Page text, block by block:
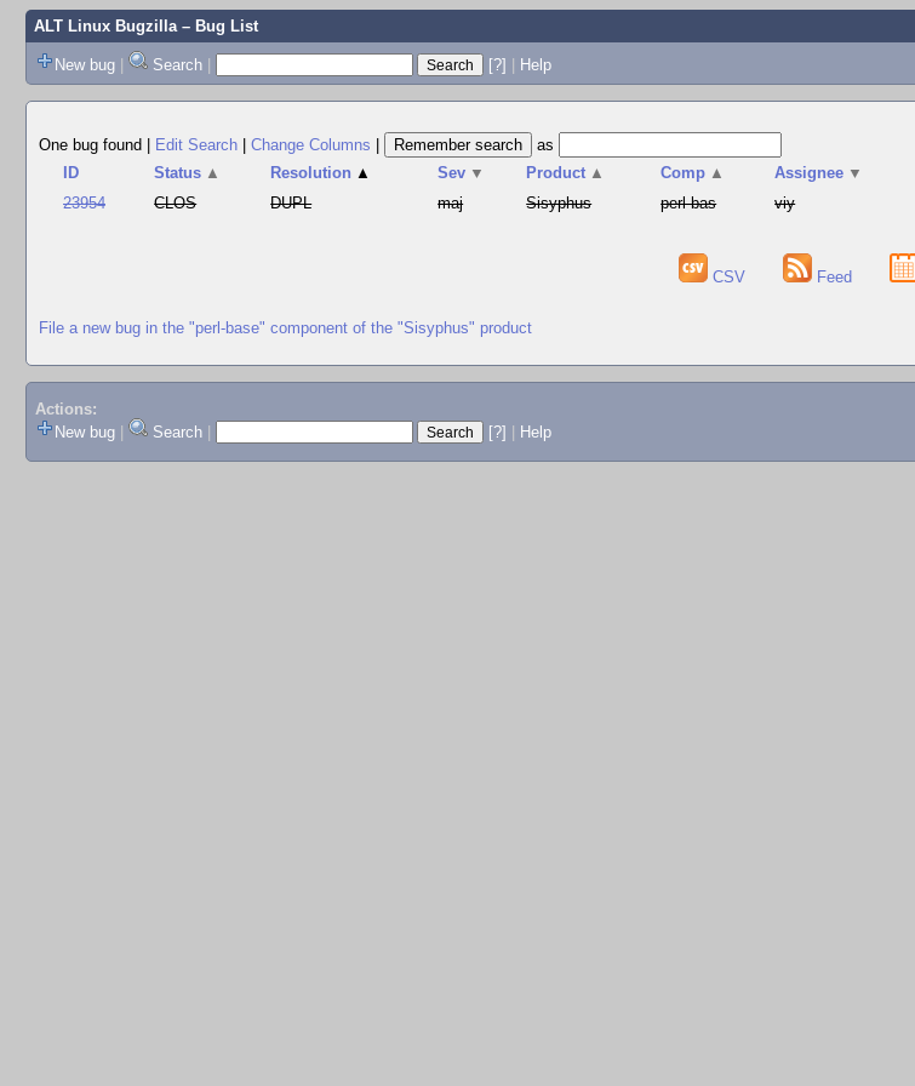
ALT Linux Bugzilla– Bug List
New bug | Search | [?] | Help
One bug found
Edit Search Change Columns
as
ID
Status ▲ Resolution ▲ Sev ▼ Product ▲ Comp ▲ Assignee ▼
23954
CLOS DUPL maj Sisyphus perl-bas viy
CSV Feed
File a new bug in the "perl-base" component of the "Sisyphus" product
Actions:
New bug
Search [?] Help